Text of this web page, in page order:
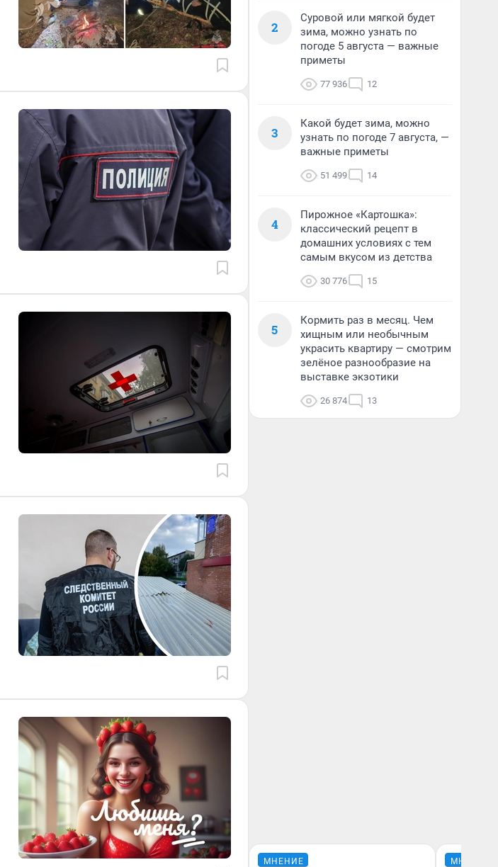
2
Суровой или мягкой будет
зима, можно узнать по
погоде 5 августа — важные
приметы
77 936 12
3
Какой будет зима, можно
узнать по погоде 7 августа, —
важные приметы
51 499 14
4
Пирожное «Картошка»:
классический рецепт в
домашних условиях с тем
самым вкусом из детства
30 776 15
5
Кормить раз в месяц. Чем
хищным или необычным
украсить квартиру — смотрим
зелёное разнообразие на
выставке экзотики
26 874 13
МНЕНИЕ МНЕНИЕ